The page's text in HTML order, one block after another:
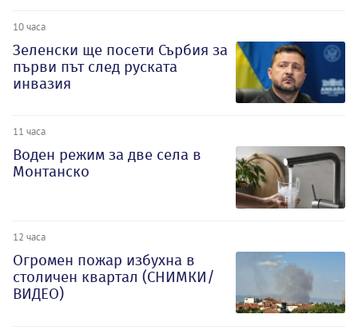
10 часа
Зеленски ще посети Сърбия за
първи път след руската
инвазия
11 часа
Воден режим за две села в
Монтанско
12 часа
Огромен пожар избухна в
столичен квартал (СНИМКИ/
ВИДЕО)